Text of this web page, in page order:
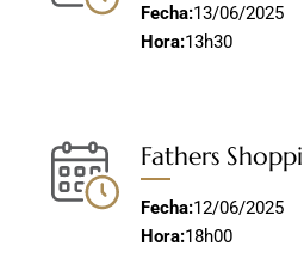
Fecha:13/06/2025
Hora:13h30
Fathers
Fecha:12/06/2025
Hora:18h00